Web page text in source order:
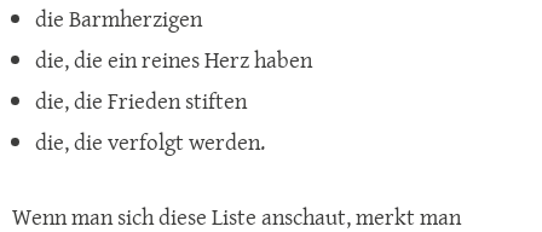
die Barmherzigen
die, die ein reines Herz haben
die, die Frieden stiften
die, die verfolgt werden.
Wenn man sich diese Liste anschaut, merkt man